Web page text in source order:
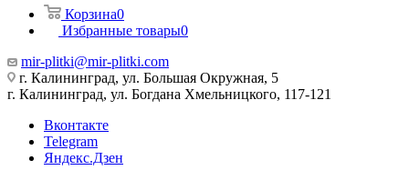
Корзина0
Избранные товары0
mir-plitki@mir-plitki.com
г. Калининград, ул. Большая Окружная, 5
г. Калининград, ул. Богдана Хмельницкого, 117-121
Вконтакте
Telegram
Яндекс.Дзен